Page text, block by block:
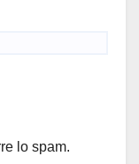
lo spam.